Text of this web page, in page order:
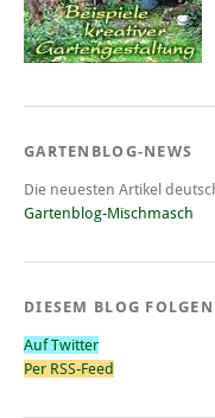
GARTENBLOG-NEWS
Die neuesten Artikel
Gartenblog-Mischmasch
DIESEM BLOG
Auf Twitter
Per RSS-Feed